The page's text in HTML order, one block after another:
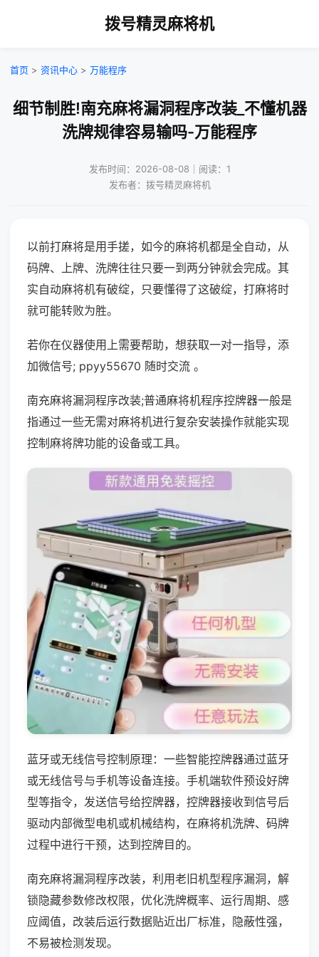
拨号精灵麻将机
首页 > 资讯中心 > 万能程序
细节制胜!南充麻将漏洞程序改装_不懂机器
洗牌规律容易输吗-万能程序
发布时间：2026-08-08｜阅读：1
发布者：拨号精灵麻将机
以前打麻将是用手搓，如今的麻将机都是全自动，从
码牌、上牌、洗牌往往只要一到两分钟就会完成。其
实自动麻将机有破绽，只要懂得了这破绽，打麻将时
就可能转败为胜。
若你在仪器使用上需要帮助，想获取一对一指导，添
加微信号; ppyy55670 随时交流 。
南充麻将漏洞程序改装;普通麻将机程序控牌器一般是
指通过一些无需对麻将机进行复杂安装操作就能实现
控制麻将牌功能的设备或工具。
蓝牙或无线信号控制原理：一些智能控牌器通过蓝牙
或无线信号与手机等设备连接。手机端软件预设好牌
型等指令，发送信号给控牌器，控牌器接收到信号后
驱动内部微型电机或机械结构，在麻将机洗牌、码牌
过程中进行干预，达到控牌目的。
南充麻将漏洞程序改装，利用老旧机型程序漏洞，解
锁隐藏参数修改权限，优化洗牌概率、运行周期、感
应阈值，改装后运行数据贴近出厂标准，隐蔽性强，
不易被检测发现。